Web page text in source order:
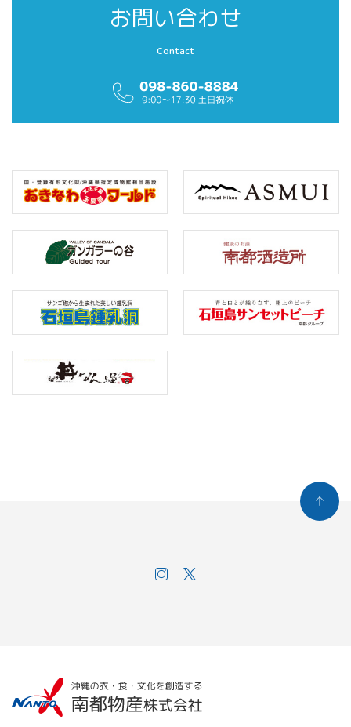
お問い合わせ
Contact